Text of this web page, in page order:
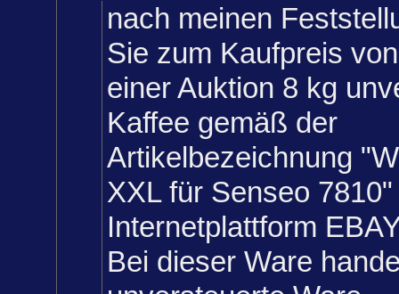
nach meinen
Sie zum Kaufpreis
einer Auktion 8 kg
Kaffee gemäß der
Artikelbezeichnung
XXL für Senseo
Internetplattform
Bei dieser Ware